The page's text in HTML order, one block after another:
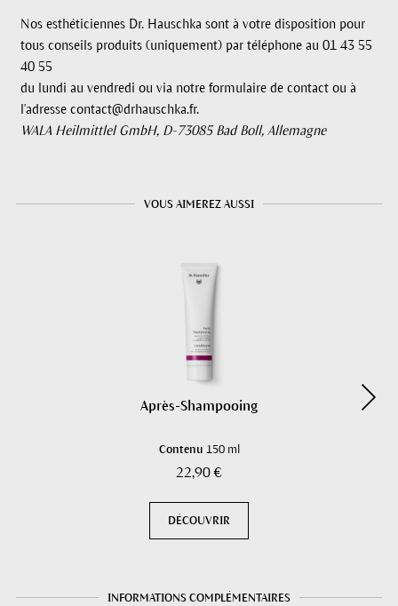
Nos esthéticiennes Dr. Hauschka sont à votre disposition pour
tous conseils produits (uniquement) par téléphone au 01 43 55
40 55
du lundi au vendredi ou via notre formulaire de contact ou à
l'adresse contact@drhauschka.fr.
WALA Heilmittlel GmbH, D-73085 Bad Boll, Allemagne
VOUS AIMEREZ AUSSI
Après-Shampooing
Contenu 150 ml
22,90 €
DÉCOUVRIR
INFORMATIONS COMPLÉMENTAIRES